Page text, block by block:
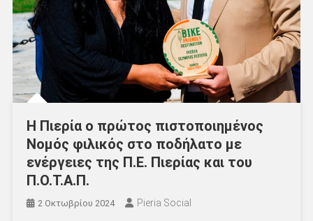
Η Πιερία ο πρώτος πιστοποιημένος
Νομός φιλικός στο ποδήλατο με
ενέργειες της Π.Ε. Πιερίας και του
Π.Ο.Τ.Α.Π.
2 Οκτωβρίου 2024 Pieria Social